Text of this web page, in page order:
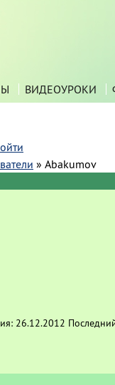
ВИДЕОУРОКИ
» Abakumov
26.12.2012